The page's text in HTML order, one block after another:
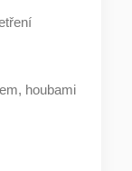
a
velký!
houbami